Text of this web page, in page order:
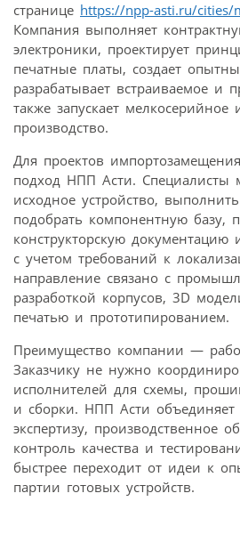
странице https://npp-asti.ru/cities/
Компания выполняет
электроники, проектирует
печатные платы, создает
разрабатывает встраиваемое и
также запускает мелкосерийное
производство.
Для проектов
подход НПП Асти. Специалисты
исходное устройство,
подобрать компонентную базу,
конструкторскую документацию
с учетом требований к
направление связано с
разработкой корпусов, 3D
печатью и прототипированием.
Преимущество компании —
Заказчику не нужно
исполнителей для схемы,
и сборки. НПП Асти
экспертизу, производственное
контроль качества и
быстрее переходит от идеи к
партии готовых устройств.